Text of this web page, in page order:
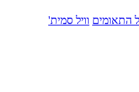
התאומים וויל סמית'